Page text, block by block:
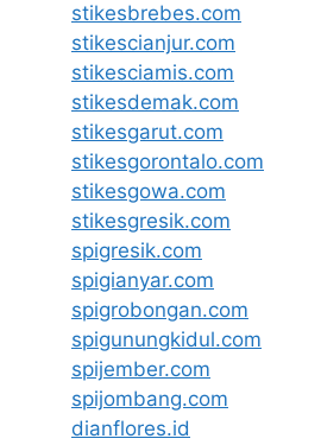
stikesbrebes.com
stikescianjur.com
stikesciamis.com
stikesdemak.com
stikesgarut.com
stikesgorontalo.com
stikesgowa.com
stikesgresik.com
spigresik.com
spigianyar.com
spigrobongan.com
spigunungkidul.com
spijember.com
spijombang.com
dianflores.id